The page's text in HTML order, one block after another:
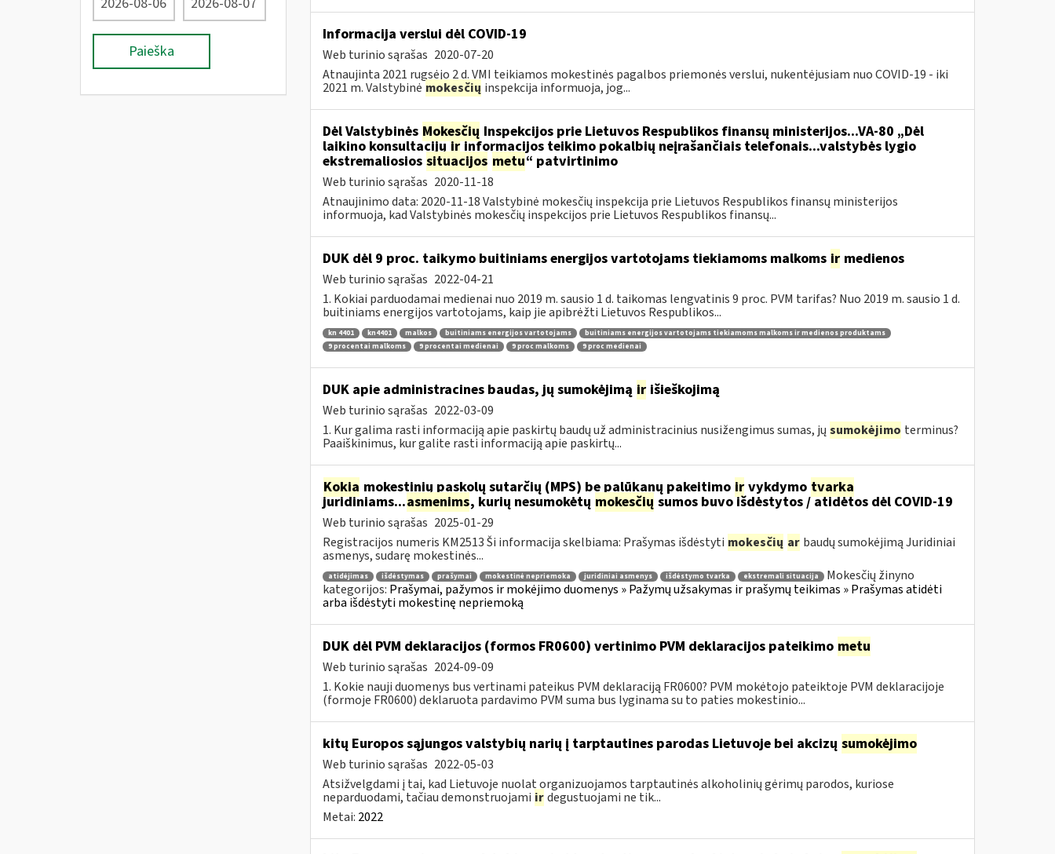
Paieška
Informacija verslui dėl COVID-19
Web turinio sąrašas 2020-07-20
Atnaujinta 2021 rugsėjo 2 d. VMI teikiamos mokestinės pagalbos priemonės verslui, nukentėjusiam nuo COVID-19 - iki
2021 m. Valstybinė mokesčių inspekcija informuoja, jog...
Dėl Valstybinės Mokesčių Inspekcijos prie Lietuvos Respublikos finansų ministerijos...VA-80 „Dėl
laikino konsultacijųirinformacijos teikimo pokalbių neįrašančiais telefonais...valstybės lygio
ekstremaliosios situacijos metu“ patvirtinimo
Web turinio sąrašas 2020-11-18
Atnaujinimo data: 2020-11-18 Valstybinė mokesčių inspekcija prie Lietuvos Respublikos finansų ministerijos
informuoja, kad Valstybinės mokesčių inspekcijos prie Lietuvos Respublikos finansų...
DUK dėl 9 proc. taikymo buitiniams energijos vartotojams tiekiamoms malkoms irmedienos
Web turinio sąrašas 2022-04-21
1. Kokiai parduodamai medienai nuo 2019 m. sausio 1 d. taikomas lengvatinis 9 proc. PVM tarifas? Nuo 2019 m. sausio 1 d.
buitiniams energijos vartotojams, kaip jie apibrėžti Lietuvos Respublikos...
kn 4401 kn4401 malkos buitiniams energijos vartotojams
buitiniams energijos vartotojams tiekiamoms malkoms ir medienos produktams
9 procentai malkoms
9 procentai medienai 9 proc malkoms 9 proc medienai
DUK apie administracines baudas, jų sumokėjimą irišieškojimą
Web turinio sąrašas 2022-03-09
1. Kur galima rasti informaciją apie paskirtų baudų už administracinius nusižengimus sumas, jų sumokėjimo terminus?
Paaiškinimus, kur galite rasti informaciją apie paskirtų...
Kokia mokestinių paskolų sutarčių (MPS) be palūkanų pakeitimo irvykdymo tvarka
juridiniams...asmenims, kurių nesumokėtų mokesčių sumos buvo išdėstytos / atidėtos dėl COVID-19
Web turinio sąrašas 2025-01-29
Registracijos numeris KM2513 Ši informacija skelbiama: Prašymas išdėstyti mokesčių ar baudų sumokėjimą Juridiniai
asmenys, sudarę mokestinės...
atidėjimas išdėstymas prašymai mokestinė nepriemoka juridiniai asmenys išdėstymo tvarka ekstremali situacija
Mokesčių žinyno
kategorijos: Prašymai, pažymos ir mokėjimo duomenys » Pažymų užsakymas ir prašymų teikimas » Prašymas atidėti
arba išdėstyti mokestinę nepriemoką
DUK dėl PVM deklaracijos (formos FR0600) vertinimo PVM deklaracijos pateikimo metu
Web turinio sąrašas 2024-09-09
1. Kokie nauji duomenys bus vertinami pateikus PVM deklaraciją FR0600? PVM mokėtojo pateiktoje PVM deklaracijoje
(formoje FR0600) deklaruota pardavimo PVM suma bus lyginama su to paties mokestinio...
kitų Europos sąjungos valstybių narių į tarptautines parodas Lietuvoje bei akcizų sumokėjimo
Web turinio sąrašas 2022-05-03
Atsižvelgdami į tai, kad Lietuvoje nuolat organizuojamos tarptautinės alkoholinių gėrimų parodos, kuriose
neparduodami, tačiau demonstruojami ir degustuojami ne tik...
Metai: 2022